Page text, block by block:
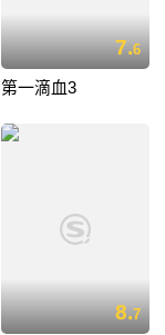
7.6
第一滴血3
8.7